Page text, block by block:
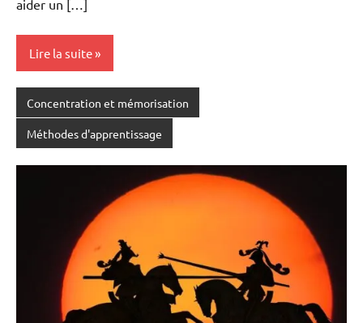
aider un […]
Lire la suite
Concentration et mémorisation
Méthodes d'apprentissage